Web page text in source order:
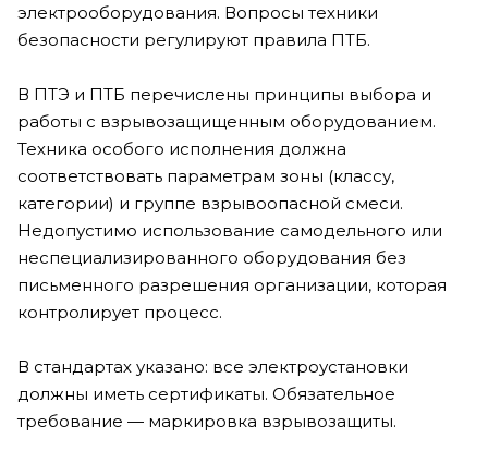
электрооборудования. Вопросы техники
безопасности регулируют правила ПТБ.
В ПТЭ и ПТБ перечислены принципы выбора и
работы с взрывозащищенным оборудованием.
Техника особого исполнения должна
соответствовать параметрам зоны (классу,
категории) и группе взрывоопасной смеси.
Недопустимо использование самодельного или
неспециализированного оборудования без
письменного разрешения организации, которая
контролирует процесс.
В стандартах указано: все электроустановки
должны иметь сертификаты. Обязательное
требование — маркировка взрывозащиты.